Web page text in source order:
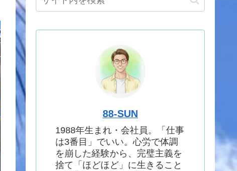
88-SUN
1988年生まれ・会社員。「仕事
は3番目」でいい。心労で体調
を崩した経験から、完璧主義を
捨て「ほどほど」に生きること